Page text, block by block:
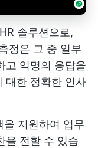
솔루션으로,
정은 그 중 일부
고 익명의 응답을
대한 정확한 인사
지원하여 업무
을 전할 수 있습